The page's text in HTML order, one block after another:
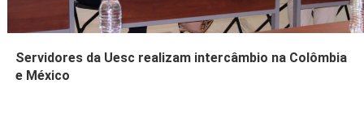
Servidores da Uesc realizam intercâmbio na Colômbia
e México